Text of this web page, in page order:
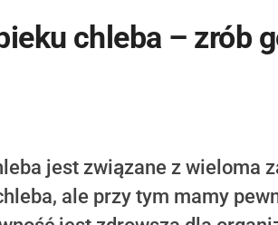
chleba – zrób
jest związane z wieloma
ale przy tym mamy